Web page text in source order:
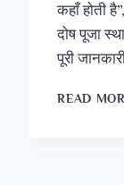
कहाँ होती
दोष पूजा
पूरी
READ